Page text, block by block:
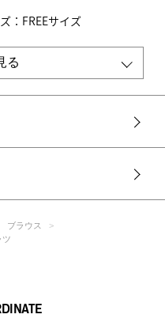
：FREEサイズ
の商品と仕様、加工が若干
ます。
る
ブラウス
ツ